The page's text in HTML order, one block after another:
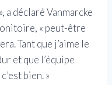
a déclaré Vanmarcke
« peut-être
Tant que j’aime le
et que l’équipe
bien. »